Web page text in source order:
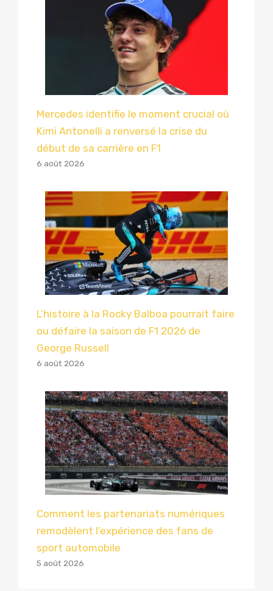
Mercedes identifie le moment crucial où
Kimi Antonelli a renversé la crise du
début de sa carrière en F1
6 août 2026
L’histoire à la Rocky Balboa pourrait faire
ou défaire la saison de F1 2026 de
George Russell
6 août 2026
Comment les partenariats numériques
remodèlent l’expérience des fans de
sport automobile
5 août 2026